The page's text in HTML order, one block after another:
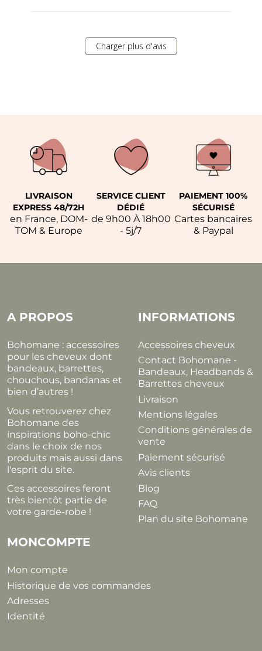
Charger plus d'avis
LIVRAISON
EXPRESS 48/72H
en France, DOM-
TOM & Europe
SERVICE CLIENT
DÉDIÉ
de 9h00 À 18h00
- 5j/7
PAIEMENT 100%
SÉCURISÉ
Cartes bancaires
& Paypal
A PROPOS
Bohomane : accessoires
pour les cheveux dont
bandeaux, barrettes,
chouchous, bandanas et
bien d’autres !
Vous retrouverez chez
Bohomane des
inspirations boho-chic
dans le choix de nos
produits mais aussi dans
l'esprit du site.
Ces accessoires feront
très bientôt partie de
votre garde-robe !
INFORMATIONS
Accessoires cheveux
Contact Bohomane -
Bandeaux, Headbands &
Barrettes cheveux
Livraison
Mentions légales
Conditions générales de
vente
Paiement sécurisé
Avis clients
Blog
FAQ
Plan du site Bohomane
MONCOMPTE
Mon compte
Historique de vos commandes
Adresses
Identité